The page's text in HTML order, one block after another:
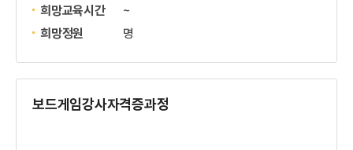
희망교육시간
~
희망정원
명
보드게임강사자격증과정